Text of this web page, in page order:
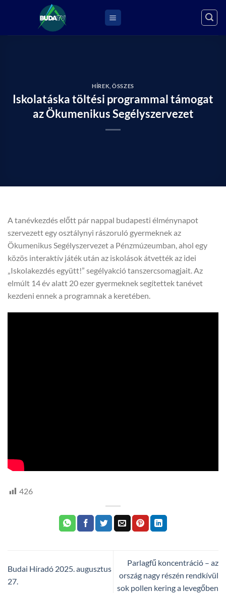
HÍREK ,ÖSSZES
Iskolatáska töltési programmal támogat
az Ökumenikus Segélyszervezet
A tanévkezdés előtt pár nappal budapesti élménynapot
szervezett egy osztálynyi rászoruló gyermeknek az
Ökumenikus Segélyszervezet a Pénzmúzeumban, ahol egy
közös interaktív játék után az iskolások átvették az idei
„Iskolakezdés együtt!” segélyakció tanszercsomagjait. Az
elmúlt 14 év alatt 20 ezer gyermeknek segítettek tanévet
kezdeni ennek a programnak a keretében.
426
Budai Híradó 2025. augusztus
27.
Parlagfű koncentráció – az
ország nagy részén rendkívül
sok pollen kering a levegőben